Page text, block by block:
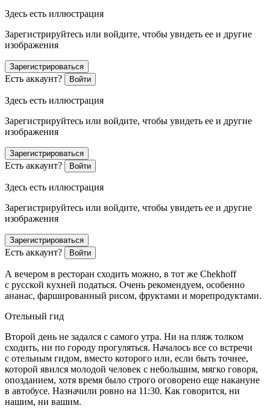
Здесь есть иллюстрация
Зарегистрируйтесь или войдите, чтобы увидеть ее и другие
изображения
Зарегистрироваться
Есть аккаунт? Войти
Здесь есть иллюстрация
Зарегистрируйтесь или войдите, чтобы увидеть ее и другие
изображения
Зарегистрироваться
Есть аккаунт? Войти
Здесь есть иллюстрация
Зарегистрируйтесь или войдите, чтобы увидеть ее и другие
изображения
Зарегистрироваться
Есть аккаунт? Войти
А вечером в ресторан сходить можно, в тот же Chekhoff
с русской кухней податься. Очень рекомендуем, особенно
ананас, фаршированный рисом, фруктами и морепродуктами.
Отельный гид
Второй день не задался с самого утра. Ни на пляж толком
сходить, ни по городу прогуляться. Началось все со встречи
с отельным гидом, вместо которого или, если быть точнее,
которой явился молодой человек с небольшим, мягко говоря,
опозданием, хотя время было строго оговорено еще накануне
в автобусе. Назначили ровно на 11:30. Как говорится, ни
нашим, ни вашим.